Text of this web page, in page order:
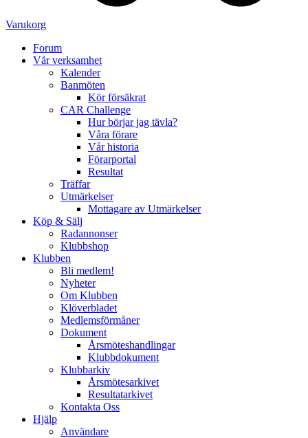
Varukorg
Forum
Vår verksamhet
Kalender
Banmöten
Kör försäkrat
CAR Challenge
Hur börjar jag tävla?
Våra förare
Vår historia
Förarportal
Resultat
Träffar
Utmärkelser
Mottagare av Utmärkelser
Köp & Sälj
Radannonser
Klubbshop
Klubben
Bli medlem!
Nyheter
Om Klubben
Klöverbladet
Medlemsförmåner
Dokument
Årsmöteshandlingar
Klubbdokument
Klubbarkiv
Årsmötesarkivet
Resultatarkivet
Kontakta Oss
Hjälp
Användare